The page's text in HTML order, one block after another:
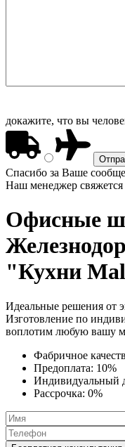
докажите, что вы
Спасибо за Ваше
Наш менеджер
Офисные
"Кухни
Идеальные решения от
Изготовление по
воплотим любую вашу
Фабричное
Предоплата: 10%
Индивидуальный
Рассрочка: 0%